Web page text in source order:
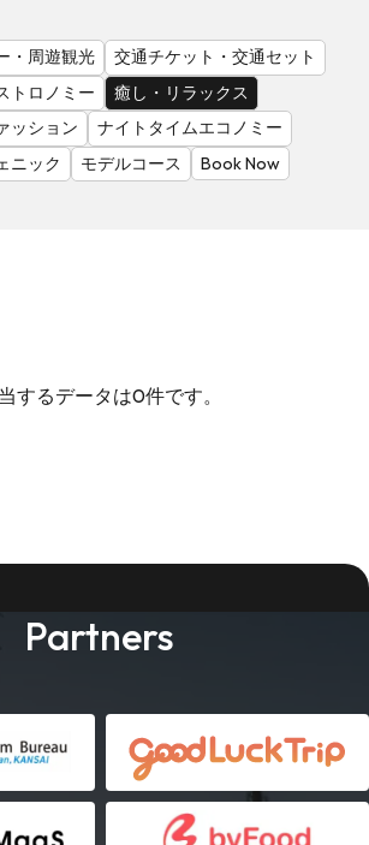
・周遊観光
交通チケット・交通セット
トロノミー
癒し・リラックス
ッション
ナイトタイムエコノミー
ニック モデルコース Book Now
するデータは0件です。
Partners